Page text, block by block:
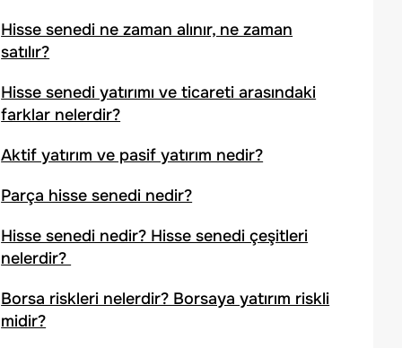
Hisse senedi ne zaman alınır, ne zaman
satılır?
Hisse senedi yatırımı ve ticareti arasındaki
farklar nelerdir?
Aktif yatırım ve pasif yatırım nedir?
Parça hisse senedi nedir?
Hisse senedi nedir? Hisse senedi çeşitleri
nelerdir?
Borsa riskleri nelerdir? Borsaya yatırım riskli
midir?